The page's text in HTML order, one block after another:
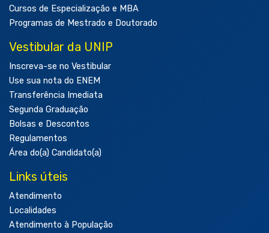
Cursos de Especialização e MBA
Programas de Mestrado e Doutorado
Vestibular da UNIP
Inscreva-se no Vestibular
Use sua nota do ENEM
Transferência Imediata
Segunda Graduação
Bolsas e Descontos
Regulamentos
Área do(a) Candidato(a)
Links úteis
Atendimento
Localidades
Atendimento à População